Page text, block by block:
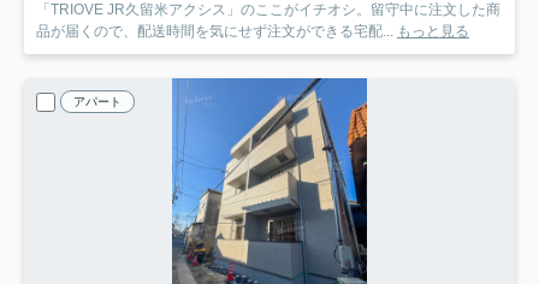
「TRIOVE JR久留米アクシス」のここがイチオシ。留守中に注文した商
品が届くので、配送時間を気にせず注文ができる宅配... もっと見る
アパート